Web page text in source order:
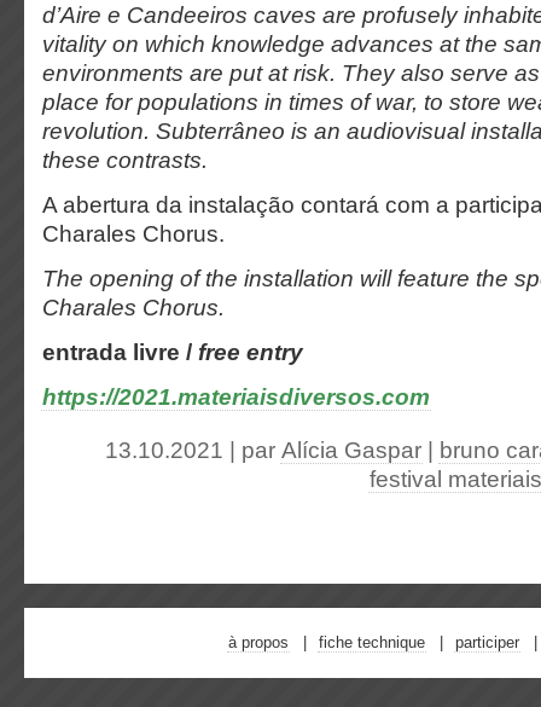
d’Aire e Candeeiros caves are profusely
vitality on which knowledge advances at the
environments are put at risk. They also serve
place for populations in times of war, to store
revolution. Subterrâneo is an audiovisual
these contrasts.
A abertura da instalação contará com a
Charales Chorus.
The opening of the installation will feature the
Charales Chorus.
entrada livre / free entry
https://2021.materiaisdiversos.com
13.10.2021 | par Alícia Gaspar
bruno
festival
à propos fiche technique participer